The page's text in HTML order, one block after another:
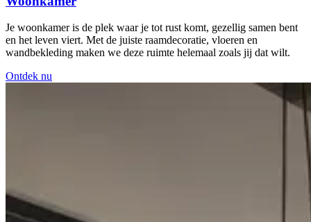
Je woonkamer is de plek waar je tot rust komt, gezellig samen bent
en het leven viert. Met de juiste raamdecoratie, vloeren en
wandbekleding maken we deze ruimte helemaal zoals jij dat wilt.
Ontdek nu